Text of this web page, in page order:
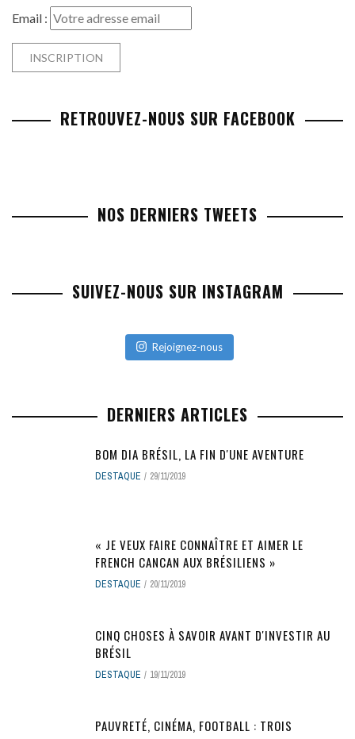
Email :
RETROUVEZ-NOUS SUR FACEBOOK
NOS DERNIERS TWEETS
SUIVEZ-NOUS SUR INSTAGRAM
Rejoignez-nous
DERNIERS ARTICLES
BOM DIA BRÉSIL, LA FIN D'UNE AVENTURE
DESTAQUE 29/11/2019
« JE VEUX FAIRE CONNAÎTRE ET AIMER LE
FRENCH CANCAN AUX BRÉSILIENS »
DESTAQUE 20/11/2019
CINQ CHOSES À SAVOIR AVANT D'INVESTIR AU
BRÉSIL
DESTAQUE 19/11/2019
PAUVRETÉ, CINÉMA, FOOTBALL : TROIS